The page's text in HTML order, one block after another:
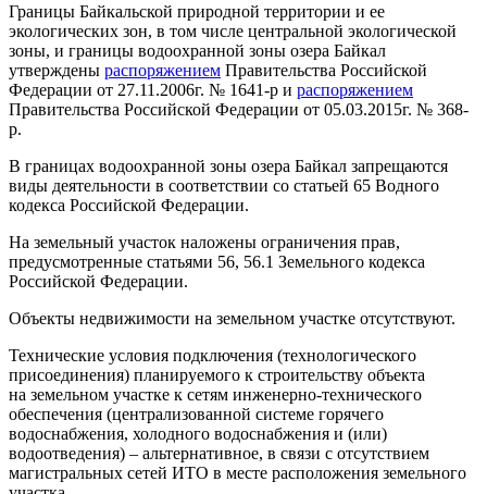
Границы Байкальской природной территории и ее
экологических зон, в том числе центральной экологической
зоны, и границы водоохранной зоны озера Байкал
утверждены распоряжением Правительства Российской
Федерации от 27.11.2006г. № 1641-р и распоряжением
Правительства Российской Федерации от 05.03.2015г. № 368-
р.
В границах водоохранной зоны озера Байкал запрещаются
виды деятельности в соответствии со статьей 65 Водного
кодекса Российской Федерации.
На земельный участок наложены ограничения прав,
предусмотренные статьями 56, 56.1 Земельного кодекса
Российской Федерации.
Объекты недвижимости на земельном участке отсутствуют.
Технические условия подключения (технологического
присоединения) планируемого к строительству объекта
на земельном участке к сетям инженерно-технического
обеспечения (централизованной системе горячего
водоснабжения, холодного водоснабжения и (или)
водоотведения) – альтернативное, в связи с отсутствием
магистральных сетей ИТО в месте расположения земельного